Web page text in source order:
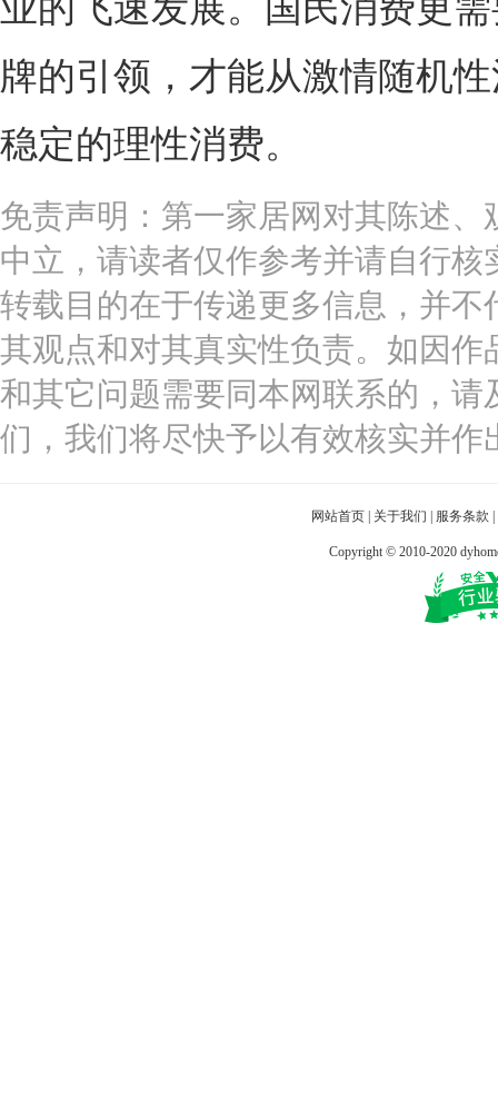
业的飞速发展。国民消费更
牌的引领，才能从激情随机
稳定的理性消费。
免责声明：第一家居网对其陈述、
中立，请读者仅作参考并请自行核
转载目的在于传递更多信息，并不
其观点和对其真实性负责。如因作
和其它问题需要同本网联系的，请
们，我们将尽快予以有效核实并作
网站首页 关于我们 服务条款
Copyright © 2010-2020